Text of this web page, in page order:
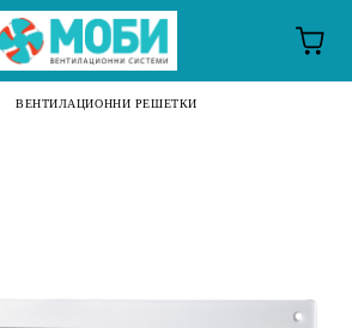
ВЕНТИЛАЦИОННИ РЕШЕТКИ